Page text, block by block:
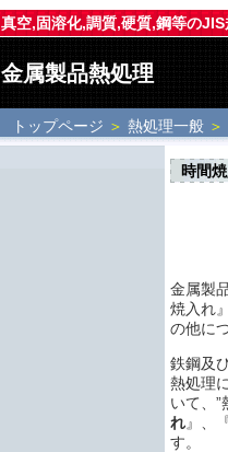
真空,固溶化,調質,硬質,鋼等の
金属製品熱処理
トップページ ＞ 熱処理一般
時間
金属製
焼入れ
の他に
鉄鋼及
熱処理
いて、
れ』、
す。